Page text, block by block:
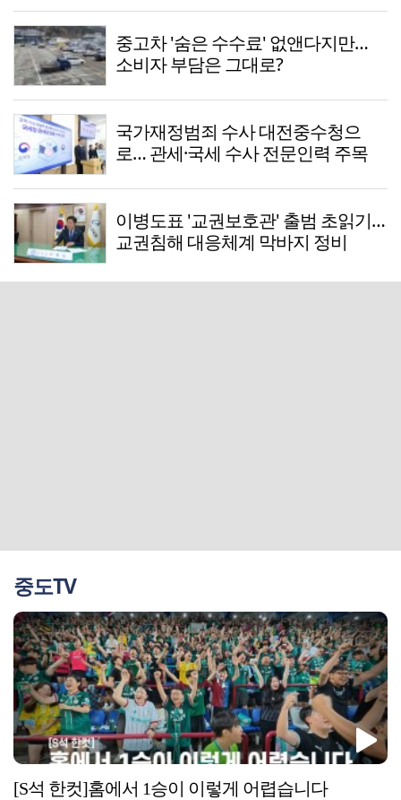
중고차 '숨은 수수료' 없앤다지만…
소비자 부담은 그대로?
국가재정범죄 수사 대전중수청으
로… 관세·국세 수사 전문인력 주목
이병도표 '교권보호관' 출범 초읽기…
교권침해 대응체계 막바지 정비
중도TV
[S석 한컷]홈에서 1승이 이렇게 어렵습니다